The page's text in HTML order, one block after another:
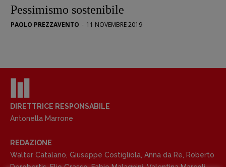
DOSSIER
12 dicembre
Psichedelia
Scienza
Tornare a Ballard
Pessimismo sostenibile
PAOLO PREZZAVENTO - 11 NOVEMBRE 2019
DIRETTRICE RESPONSABILE
Antonella Marrone
REDAZIONE
Walter Catalano Giuseppe Costigliola Anna da Re
Roberto